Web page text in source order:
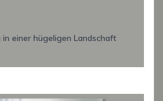
in einer hügeligen Landschaft